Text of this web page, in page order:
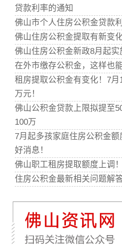
贷款利率的通知
佛山市个人住房公积金贷款
佛山住房公积金提取有新变
佛山住房公积金新政8月起实
在外市缴存公积金，这样也
租房提取公积金有变化！7
万元！
佛山公积金贷款上限拟提至
100万
7月起多孩家庭住房公积金
好消息！
佛山职工租房提取额度上调
住房公积金最新相关问题解